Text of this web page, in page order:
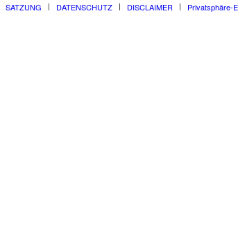
SATZUNG DATENSCHUTZ DISCLAIMER Privatsphäre-